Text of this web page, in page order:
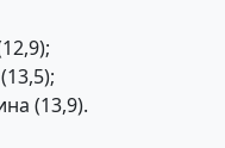
(13,9).